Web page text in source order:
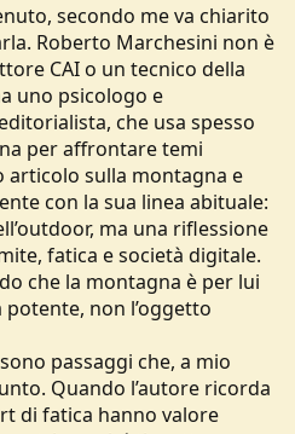
secondo me va chiarito
Roberto Marchesini non è
CAI o un tecnico della
uno psicologo e
che usa spesso
per affrontare temi
articolo sulla montagna e
con la sua linea abituale:
ma una riflessione
fatica e società digitale.
che la montagna è per lui
non l’oggetto
passaggi che, a mio
Quando l’autore ricorda
di fatica hanno valore